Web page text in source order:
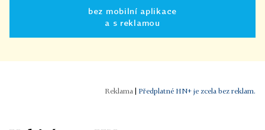
bez mobilní aplikace
a s reklamou
| Předplatné HN+ je zcela bez reklam.